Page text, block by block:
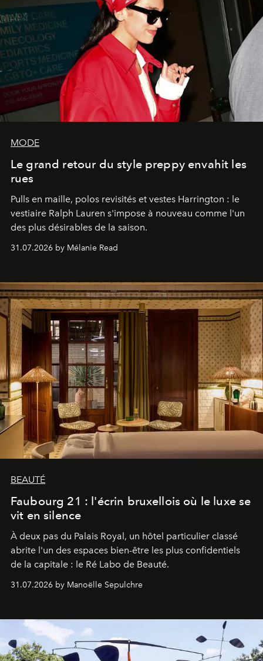
MODE
Le grand retour du style preppy envahit les
rues
Pulls en maille, polos revisités et vestes Harrington : le
vestiaire Ralph Lauren s'impose à nouveau comme l'un
des plus désirables de la saison.
31.07.2026 by Mélanie Read
BEAUTÉ
Faubourg 21 : l'écrin bruxellois où le luxe se
vit en silence
À deux pas du Palais Royal, un hôtel particulier classé
abrite l'un des espaces bien-être les plus confidentiels
de la capitale : le Ré Labo de Beauté.
31.07.2026 by Manoëlle Sepulchre